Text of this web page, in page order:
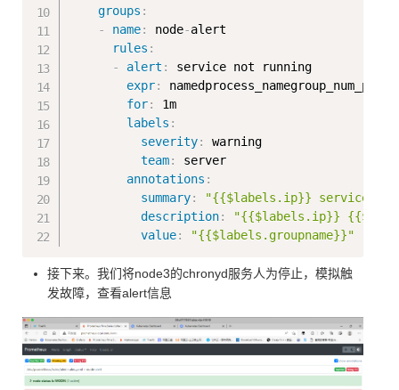
groups :
-
name: node-alert
rules :
-
alert :
service not running
expr:
for:
1m
labels :
severity:
warning
team:
server
annotations :
summary:
"{{$labels.ip}} service
description:
"{{$labels.ip}}
value: "{{$labels.groupname}}"
接下来。我们将node3的chronyd服务人为停止，模拟触
发故障，查看alert信息